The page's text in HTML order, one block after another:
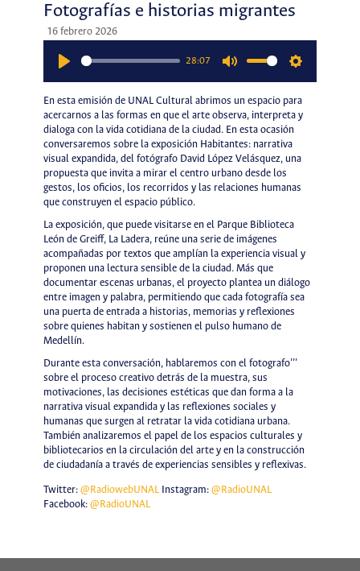
Fotografías e historias migrantes
16 febrero 2026
28:07
En esta emisión de UNAL Cultural abrimos un espacio para
acercarnos a las formas en que el arte observa, interpreta y
dialoga con la vida cotidiana de la ciudad. En esta ocasión
conversaremos sobre la exposición Habitantes: narrativa
visual expandida, del fotógrafo David López Velásquez, una
propuesta que invita a mirar el centro urbano desde los
gestos, los oficios, los recorridos y las relaciones humanas
que construyen el espacio público.
La exposición, que puede visitarse en el Parque Biblioteca
León de Greiff, La Ladera, reúne una serie de imágenes
acompañadas por textos que amplían la experiencia visual y
proponen una lectura sensible de la ciudad. Más que
documentar escenas urbanas, el proyecto plantea un diálogo
entre imagen y palabra, permitiendo que cada fotografía sea
una puerta de entrada a historias, memorias y reflexiones
sobre quienes habitan y sostienen el pulso humano de
Medellín.
Durante esta conversación, hablaremos con el fotografo’’’
sobre el proceso creativo detrás de la muestra, sus
motivaciones, las decisiones estéticas que dan forma a la
narrativa visual expandida y las reflexiones sociales y
humanas que surgen al retratar la vida cotidiana urbana.
También analizaremos el papel de los espacios culturales y
bibliotecarios en la circulación del arte y en la construcción
de ciudadanía a través de experiencias sensibles y reflexivas.
Twitter: @RadiowebUNALInstagram: @RadioUNAL
Facebook: @RadioUNAL